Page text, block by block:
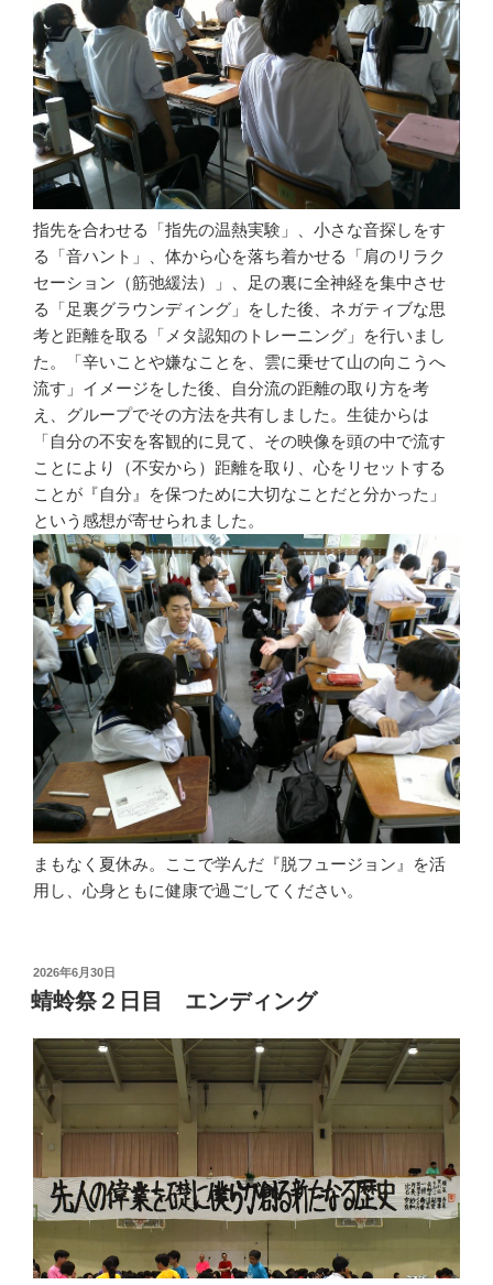
指先を合わせる「指先の温熱実験」、小さな音探しをす
る「音ハント」、体から心を落ち着かせる「肩のリラク
セーション（筋弛緩法）」、足の裏に全神経を集中させ
る「足裏グラウンディング」をした後、ネガティブな思
考と距離を取る「メタ認知のトレーニング」を行いまし
た。「辛いことや嫌なことを、雲に乗せて山の向こうへ
流す」イメージをした後、自分流の距離の取り方を考
え、グループでその方法を共有しました。生徒からは
「自分の不安を客観的に見て、その映像を頭の中で流す
ことにより（不安から）距離を取り、心をリセットする
ことが『自分』を保つために大切なことだと分かった」
という感想が寄せられました。
まもなく夏休み。ここで学んだ『脱フュージョン』を活
用し、心身ともに健康で過ごしてください。
投
稿
日:
2026年6月30日
蜻蛉祭２日目 エンディング